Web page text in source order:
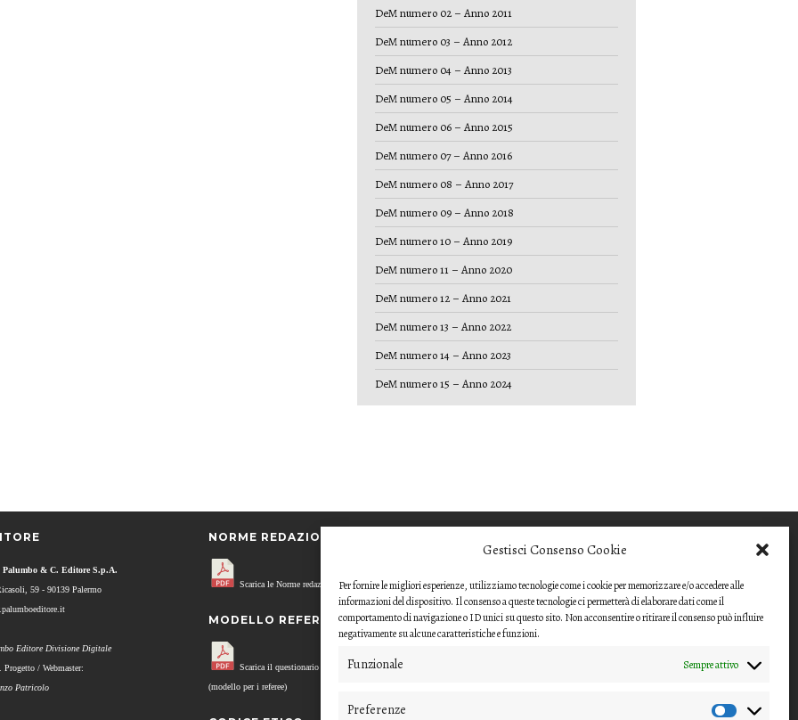
Gestisci Consenso Cookie
Per fornire le migliori esperienze, utilizziamo tecnologie come i cookie per memorizzare e/o accedere alle
informazioni del dispositivo. Il consenso a queste tecnologie ci permetterà di elaborare dati come il
comportamento di navigazione o ID unici su questo sito. Non acconsentire o ritirare il consenso può influire
negativamente su alcune caratteristiche e funzioni.
Funzionale Sempre attivo
Preferenze
DeM numero 02 – Anno 2011
DeM numero 03 – Anno 2012
DeM numero 04 – Anno 2013
DeM numero 05 – Anno 2014
DeM numero 06 – Anno 2015
DeM numero 07 – Anno 2016
DeM numero 08 – Anno 2017
DeM numero 09 – Anno 2018
DeM numero 10 – Anno 2019
DeM numero 11 – Anno 2020
DeM numero 12 – Anno 2021
DeM numero 13 – Anno 2022
DeM numero 14 – Anno 2023
DeM numero 15 – Anno 2024
Palumbo & C. Editore S.p.A.
59 - 90139 Palermo
Editore Divisione Digitale
Progetto / Webmaster:
Patricolo
NORME REDAZIONALI
Scarica le Norme redazionali.
MODELLO REFEREE
Scarica il questionario di valutazione
(modello per i referee)
CONTRIBUTO
Gli articoli o i contributi da proporre devono
essere inviati ai